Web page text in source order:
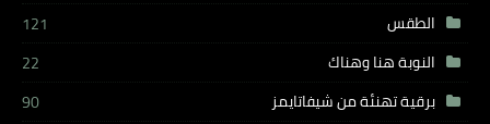
الطقس
121
النوبة هنا وهناك
22
برقية تهنئة من شيفاتايمز
90